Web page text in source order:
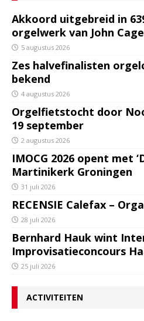
Akkoord uitgebreid in
orgelwerk van John Cage
5 augustus 2026
Zes halvefinalisten
bekend
4 augustus 2026
Orgelfietstocht door
19 september
2 augustus 2026
IMOCG 2026 opent met
Martinikerk Groningen
31 juli 2026
RECENSIE Calefax –
28 juli 2026
Bernhard Hauk wint
Improvisatieconcours
25 juli 2026
ACTIVITEITEN